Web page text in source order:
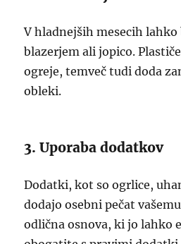
V hladnejših mesecih
blazerjem ali jopico.
ogreje, temveč tudi doda
obleki.
3. Uporaba dodatkov
Dodatki, kot so ogrlice,
dodajo osebni pečat
odlična osnova, ki jo lahko